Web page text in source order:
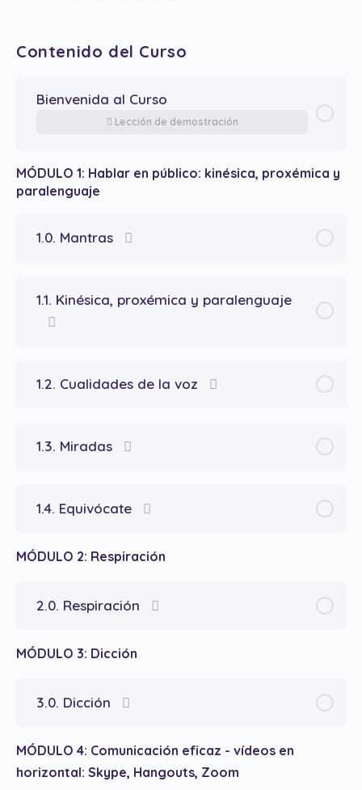
Contenido del Curso
Bienvenida al Curso
Lección de demostración
MÓDULO 1: Hablar en público: kinésica, proxémica y
paralenguaje
1.0. Mantras
1.1. Kinésica, proxémica y paralenguaje
1.2. Cualidades de la voz
1.3. Miradas
1.4. Equivócate
MÓDULO 2: Respiración
2.0. Respiración
MÓDULO 3: Dicción
3.0. Dicción
MÓDULO 4: Comunicación eficaz - vídeos en
horizontal: Skype, Hangouts, Zoom